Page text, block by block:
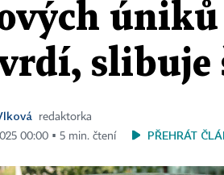
slibuje
redaktorka
00:00 ▪ 5 min. čtení
PŘEHRÁT